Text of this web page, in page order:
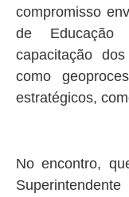
compromisso
de Educação
capacitação
como
estratégicos,
No encontro,